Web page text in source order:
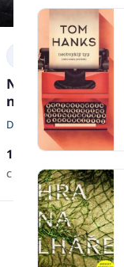
BELETRIA
Nevinným se
neodpouští
Dominik Dán
1
RECENCIA
CENA Z1KNÍHKUPECTVA